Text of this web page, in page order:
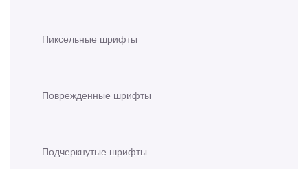
Пиксельные шрифты
Поврежденные шрифты
Подчеркнутые шрифты